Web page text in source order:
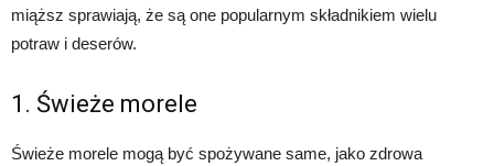
miąższ sprawiają, że są one popularnym składnikiem wielu
potraw i deserów.
1. Świeże morele
Świeże morele mogą być spożywane same, jako zdrowa